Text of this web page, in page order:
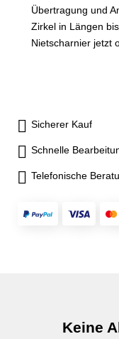
Übertragung und
Zirkel in Längen
Nietscharnier jetzt
Sicherer Kauf
Schnelle
Telefonische
Keine